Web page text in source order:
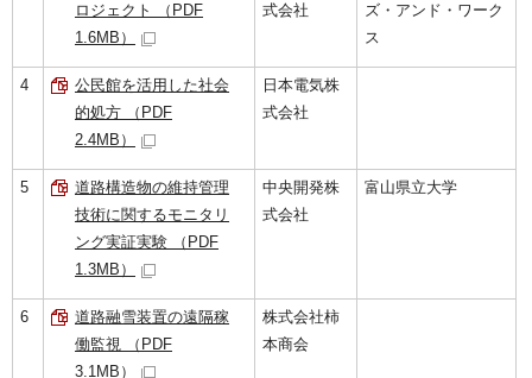
ロジェクト （PDF
1.6MB）
式会社
ズ・アンド・ワーク
ス
4
公民館を活用した社会
的処方 （PDF
2.4MB）
日本電気株
式会社
5
道路構造物の維持管理
技術に関するモニタリ
ング実証実験 （PDF
1.3MB）
中央開発株
式会社
富山県立大学
6
道路融雪装置の遠隔稼
働監視 （PDF
3.1MB）
株式会社柿
本商会